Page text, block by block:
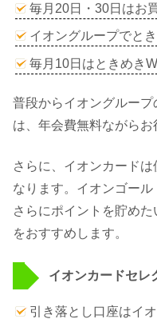
毎月20日・30日はお
イオングループでと
毎月10日はときめき
普段からイオングルー
は、年会費無料ながらお
さらに、イオンカード
なります。イオンゴール
さらにポイントを貯め
をおすすめします。
イオンカードセレ
引き落とし口座はイ